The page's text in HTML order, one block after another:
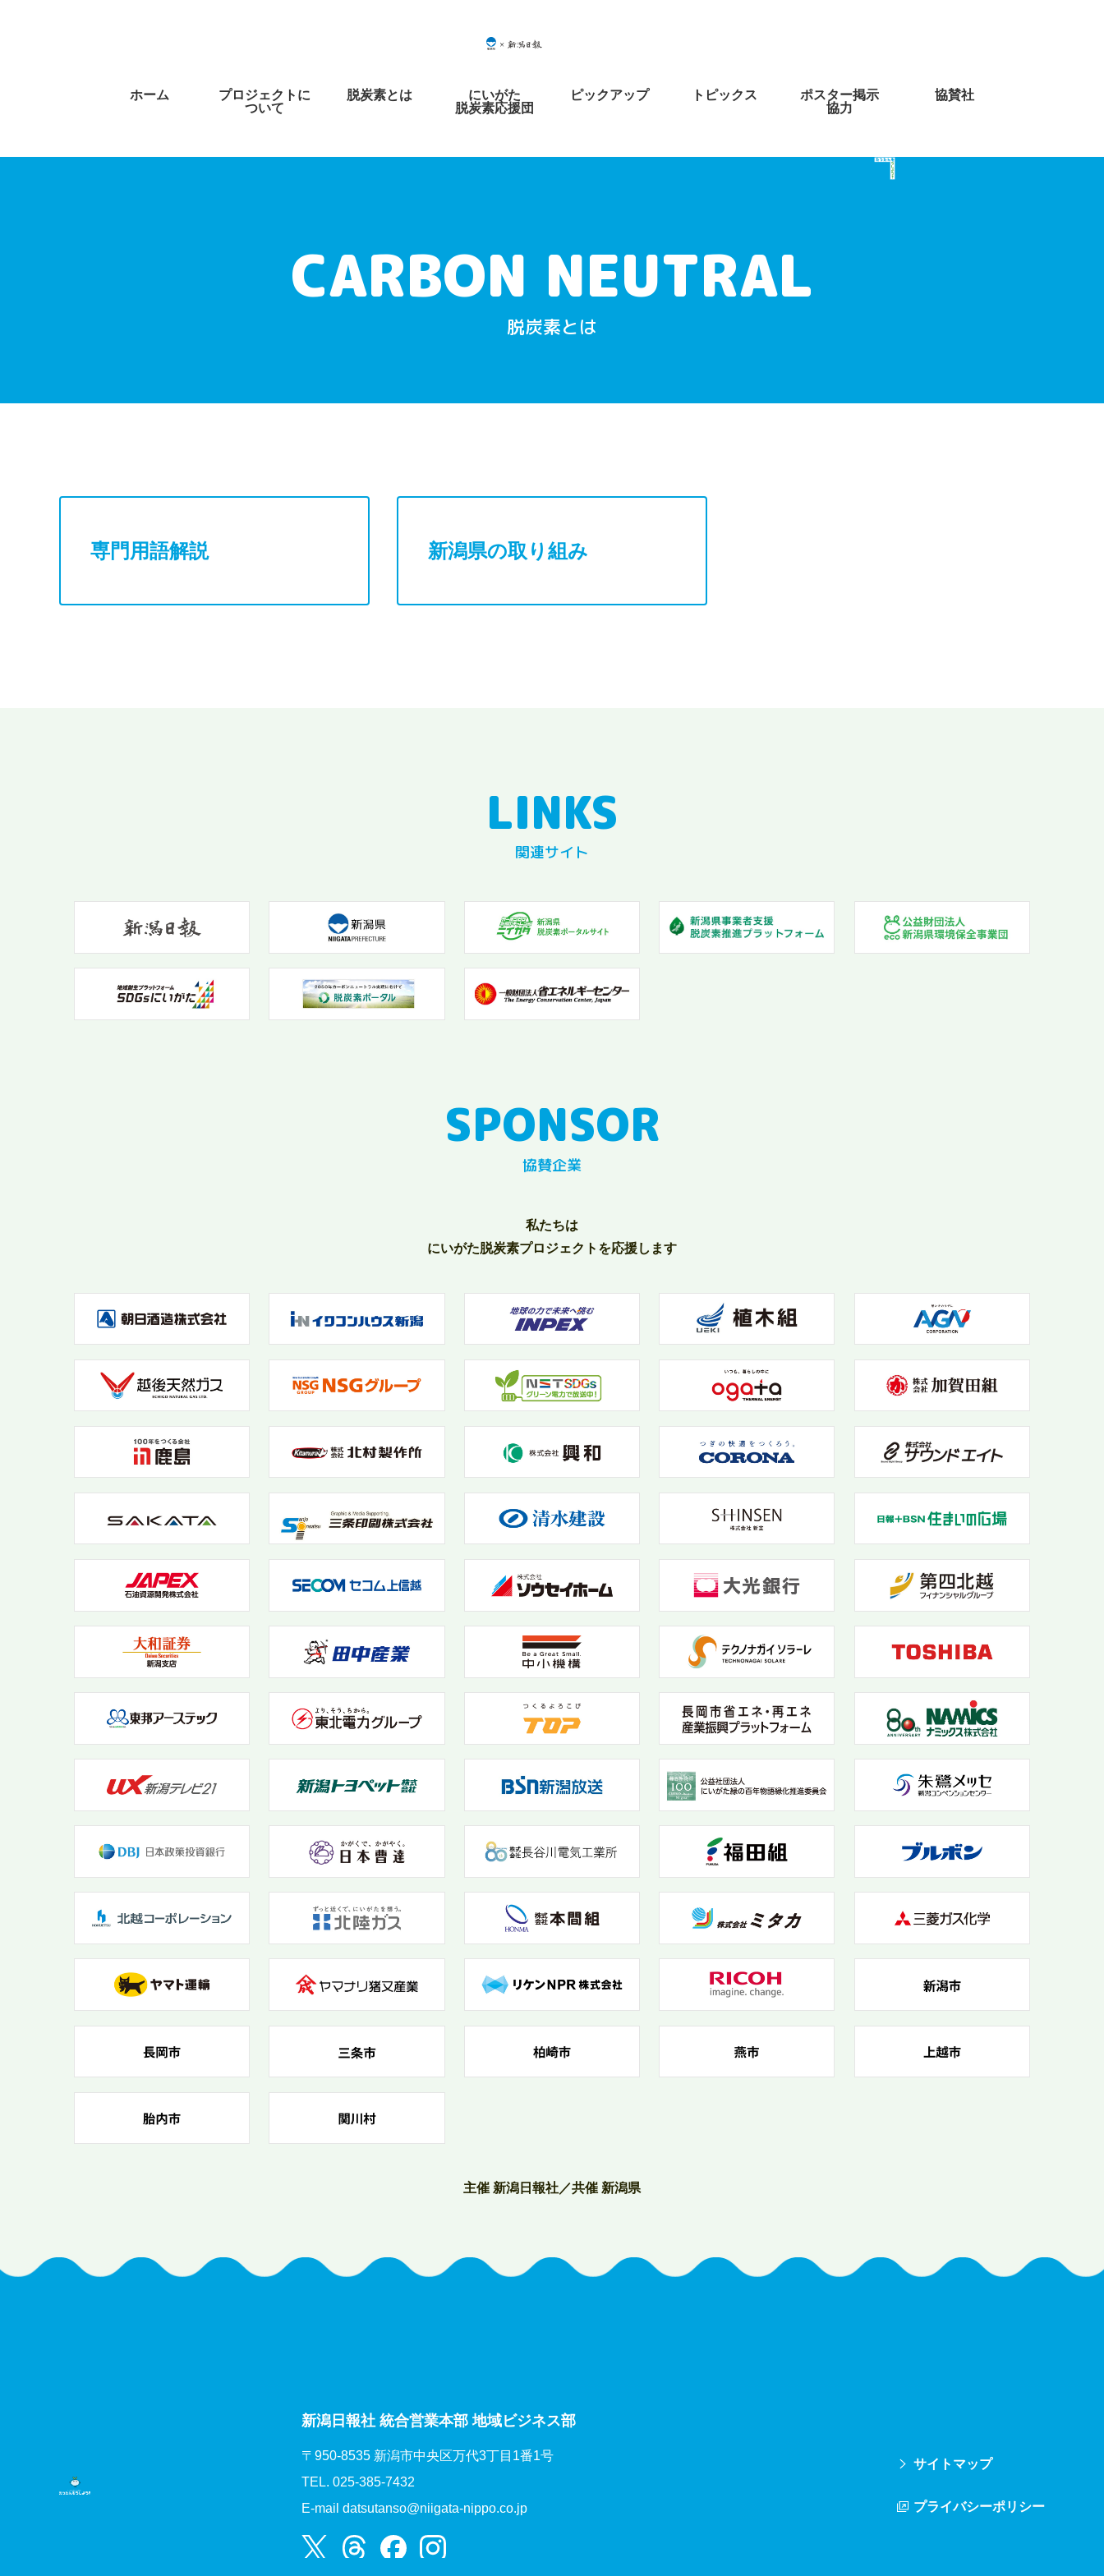
ホーム
プロジェクトに
ついて
脱炭素とは
にいがた
脱炭素応援団
ピックアップ トピックス
ポスター掲示
協力
協賛社
脱炭素とは
専門用語解説 新潟県の取り組み
関連サイト
協賛企業
私たちは
にいがた脱炭素プロジェクトを応援します
主催 新潟日報社／共催 新潟県
新潟日報社 統合営業本部 地域ビジネス部
〒950-8535 新潟市中央区万代3丁目1番1号
TEL. 025-385-7432
E-mail datsutanso@niigata-nippo.co.jp
サイトマップ
プライバシーポリシー